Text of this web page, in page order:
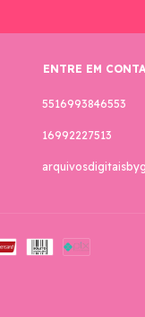
ENTRE EM
5516993846553
16992227513